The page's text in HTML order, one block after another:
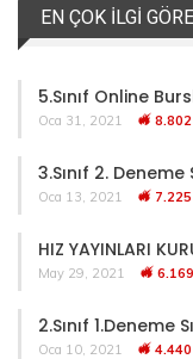
EN ÇOK İLGI
5.Sınıf Online
Oca 31, 2021 8.802
3.Sınıf 2. Deneme
Oca 13, 2021 7.225
HIZ YAYINLARI
May 29, 2021 6.169
2.Sınıf 1.Deneme
Oca 10, 2021 4.440